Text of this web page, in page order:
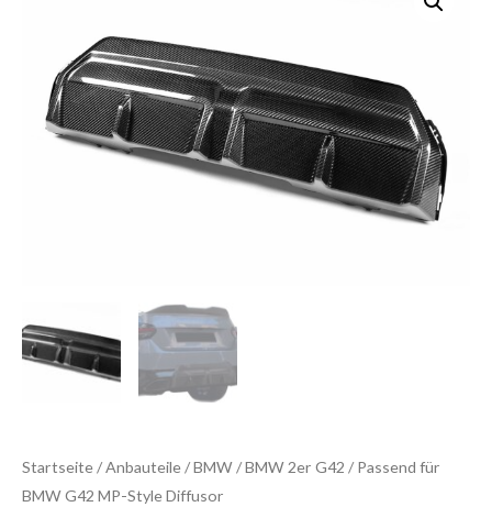
Startseite/Anbauteile/BMW/BMW 2er G42 / Passend für
BMW G42 MP-Style Diffusor